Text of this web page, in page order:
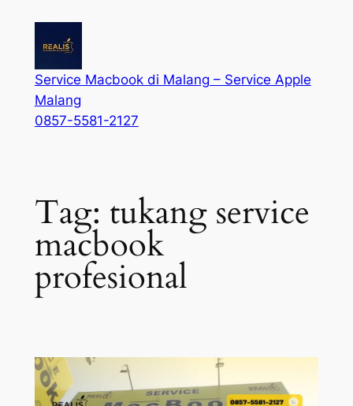
Service Macbook di Malang – Service Apple
Malang
0857-5581-2127
Tag: tukang service
macbook
profesional